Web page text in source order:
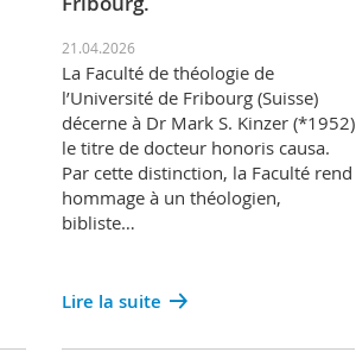
21.04.2026
La Faculté de théologie de
l’Université de Fribourg (Suisse)
décerne à Dr Mark S. Kinzer (*1952)
le titre de docteur honoris causa.
Par cette distinction, la Faculté rend
hommage à un théologien,
bibliste…
Lire la suite